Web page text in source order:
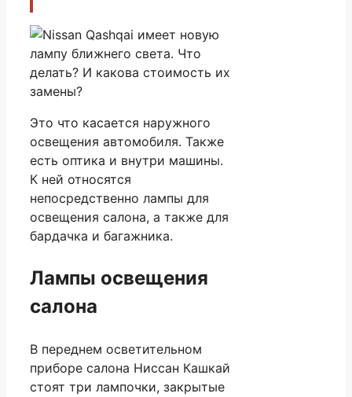
Это что касается наружного
освещения автомобиля. Также
есть оптика и внутри машины.
К ней относятся
непосредственно лампы для
освещения салона, а также для
бардачка и багажника.
Лампы освещения
салона
В переднем осветительном
приборе салона Ниссан Кашкай
стоят три лампочки, закрытые